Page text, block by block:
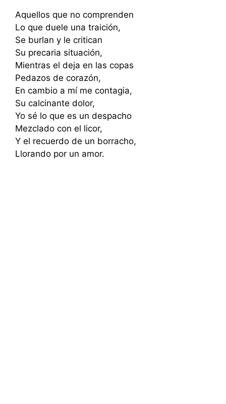
Aquellos que no comprenden
Lo que duele una traición,
Se burlan y le critican
Su precaria situación,
Mientras el deja en las copas
Pedazos de corazón,
En cambio a mí me contagia,
Su calcinante dolor,
Yo sé lo que es un despacho
Mezclado con el licor,
Y el recuerdo de un borracho,
Llorando por un amor.